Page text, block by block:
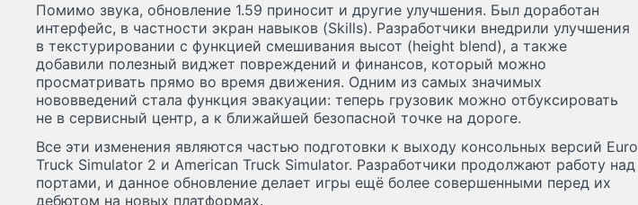
Помимо звука, обновление 1.59 приносит и другие улучшения. Был доработан
интерфейс, в частности экран навыков (Skills). Разработчики внедрили улучшения
в текстурировании с функцией смешивания высот (height blend), а также
добавили полезный виджет повреждений и финансов, который можно
просматривать прямо во время движения. Одним из самых значимых
нововведений стала функция эвакуации: теперь грузовик можно отбуксировать
не в сервисный центр, а к ближайшей безопасной точке на дороге.
Все эти изменения являются частью подготовки к выходу консольных версий Euro
Truck Simulator 2 и American Truck Simulator. Разработчики продолжают работу над
портами, и данное обновление делает игры ещё более совершенными перед их
дебютом на новых платформах.